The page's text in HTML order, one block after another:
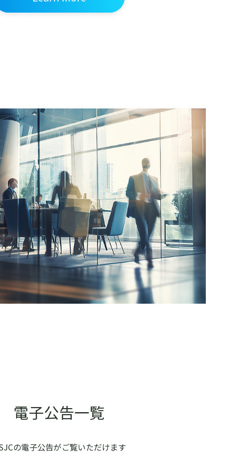
電子公告一覧
の電子公告がご覧いただけます